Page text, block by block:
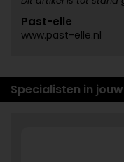
Past-elle
www.past-elle.nl
Specialisten in